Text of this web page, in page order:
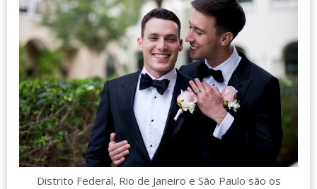
Distrito Federal, Rio de Janeiro e São Paulo são os